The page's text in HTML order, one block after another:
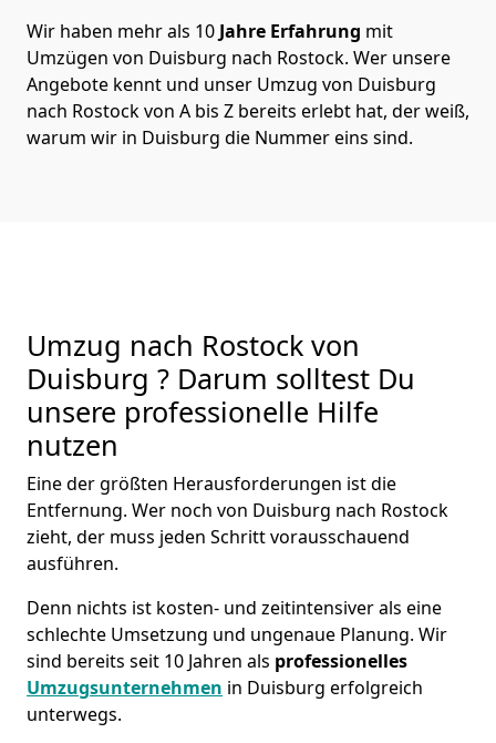
Wir haben mehr als 10 Jahre Erfahrung mit
Umzügen von Duisburg nach Rostock. Wer unsere
Angebote kennt und unser Umzug von Duisburg
nach Rostock von A bis Z bereits erlebt hat, der weiß,
warum wir in Duisburg die Nummer eins sind.
Umzug nach Rostock von
Duisburg ? Darum solltest Du
unsere professionelle Hilfe
nutzen
Eine der größten Herausforderungen ist die
Entfernung. Wer noch von Duisburg nach Rostock
zieht, der muss jeden Schritt vorausschauend
ausführen.
Denn nichts ist kosten- und zeitintensiver als eine
schlechte Umsetzung und ungenaue Planung. Wir
sind bereits seit 10 Jahren als professionelles
Umzugsunternehmen in Duisburg erfolgreich
unterwegs.